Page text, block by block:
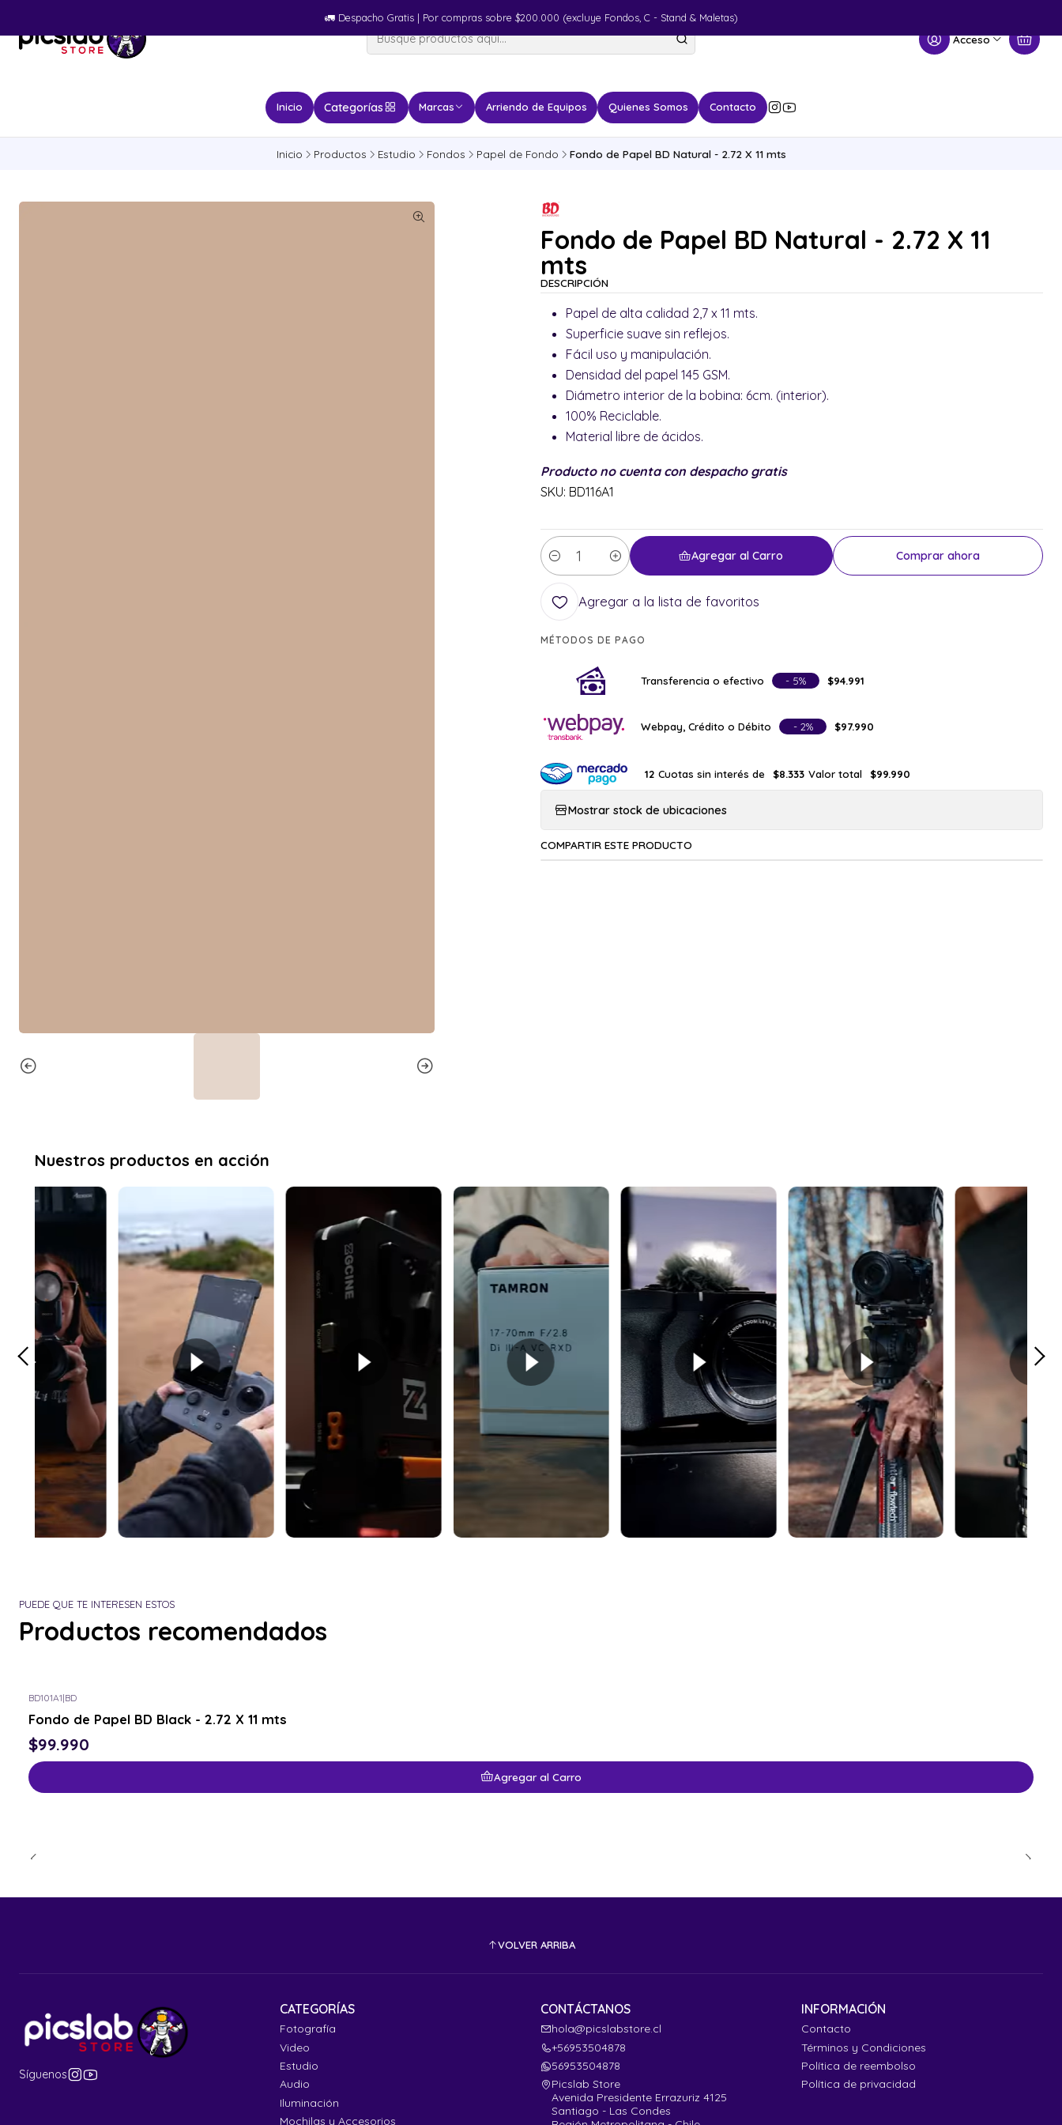
Acceso
Inicio Categorías Marcas Arriendo de Equipos Quienes Somos Contacto
🚛​ Despacho Gratis | Por compras sobre $200.000 (excluye Fondos, C - Stand & Maletas)
Inicio Productos Estudio Fondos Papel de Fondo Fondo de Papel BD Natural - 2.72 X 11 mts
Fondo de Papel BD Natural - 2.72 X 11
mts
DESCRIPCIÓN
Papel de alta calidad 2,7 x 11 mts.
Superficie suave sin reflejos.
Fácil uso y manipulación.
Densidad del papel 145 GSM.
Diámetro interior de la bobina: 6cm. (interior).
100% Reciclable.
Material libre de ácidos.
Producto no cuenta con despacho gratis
SKU: BD116A1
Cantidad
Agregar al Carro Comprar ahora
Agregar a la lista de favoritos
MÉTODOS DE PAGO
Transferencia o efectivo - 5% $94.991
Webpay, Crédito o Débito - 2% $97.990
12 Cuotas sin interés de $8.333 Valor total $99.990
Mostrar stock de ubicaciones
COMPARTIR ESTE PRODUCTO
PUEDE QUE TE INTERESEN ESTOS
Productos recomendados
BD101A1|BD
Fondo de Papel BD Black - 2.72 X 11 mts
$99.990
Agregar al Carro
VOLVER ARRIBA
Síguenos
CATEGORÍAS
Fotografía
Video
Estudio
Audio
Iluminación
Mochilas y Accesorios
CONTÁCTANOS
hola@picslabstore.cl
+56953504878
56953504878
Picslab Store
Avenida Presidente Errazuriz 4125
Santiago - Las Condes
INFORMACIÓN
Contacto
Términos y Condiciones
Política de reembolso
Política de privacidad